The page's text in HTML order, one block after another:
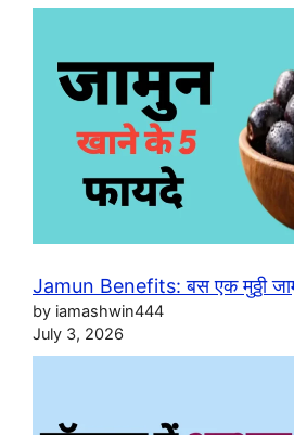
Jamun Benefits: बस एक मुठ्ठी
by iamashwin444
July 3, 2026